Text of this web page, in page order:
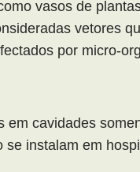
vasos de
vetores
por micro-
em cavidades
se instalam em